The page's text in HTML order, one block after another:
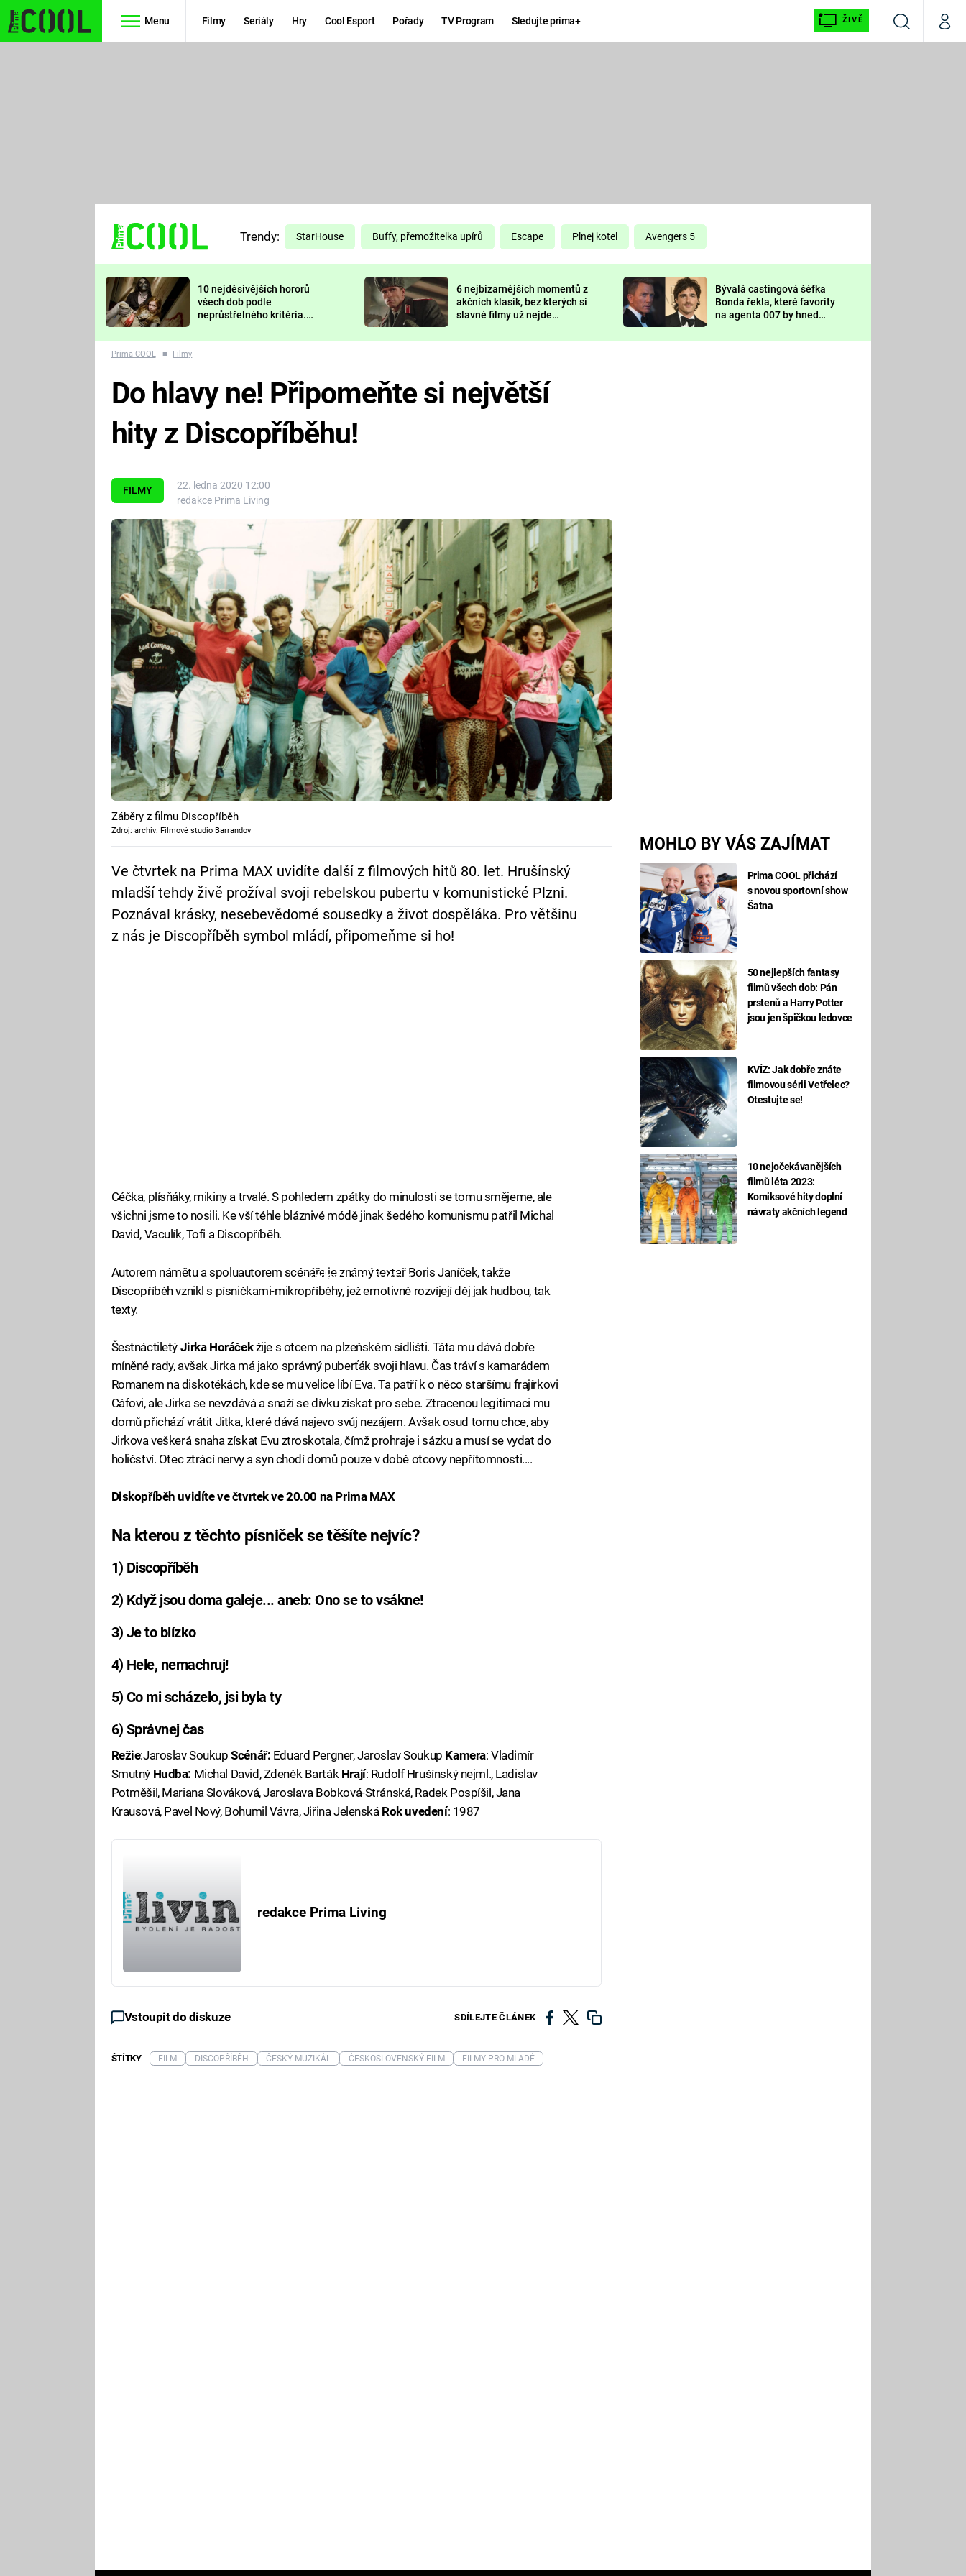
Menu Filmy Seriály Hry Cool Esport Pořady TV Program Sledujte prima+ ŽIVĚ
VyhledáváníMůj
TŘESKU
FUTURAMA
PREDÁTOR
DELIVERANCE
KOMEDIE
CHUCK
NORRIS
DEADPOOL
Prima LAJK
Sledujte nás
Trendy: StarHouse Buffy, přemožitelka upírů Escape Plnej kotel Avengers 5
10 nejděsivějších hororů
všech dob podle
neprůstřelného kritéria.
nejvíc zvednou tep?
6 nejbizarnějších momentů z
akčních klasik, bez kterých si
slavné filmy už nejde
Bývalá castingová šéfka
Bonda řekla, které favority
na agenta 007 by hned
Prima COOL ■ Filmy
FILMY
22. ledna 2020 12:00
redakce Prima Living
MOHLO BY VÁS ZAJÍMAT
Prima COOL přichází
s novou sportovní show
Šatna
50 nejlepších fantasy
filmů všech dob: Pán
prstenů a Harry Potter
jsou jen špičkou ledovce
KVÍZ: Jak dobře znáte
filmovou sérii Vetřelec?
Otestujte se!
10 nejočekávanějších
filmů léta 2023:
Komiksové hity doplní
návraty akčních legend
Do hlavy ne! Připomeňte si největší
hity z Discopříběhu!
Záběry z filmu Discopříběh
Zdroj: archiv: Filmové studio Barrandov
Ve čtvrtek na Prima MAX uvidíte další z filmových hitů 80. let. Hrušínský
mladší tehdy živě prožíval svoji rebelskou pubertu v komunistické Plzni.
Poznával krásky, nesebevědomé sousedky a život dospěláka. Pro většinu
z nás je Discopříběh symbol mládí, připomeňme si ho!
Céčka, plísňáky, mikiny a trvalé. S pohledem zpátky do minulosti se tomu smějeme, ale
všichni jsme to nosili. Ke vší téhle bláznivé módě jinak šedého komunismu patřil Michal
David, Vaculík, Tofi a Discopříběh.
Failed to fetch
Autorem námětu a spoluautorem scénáře je známý textař Boris Janíček, takže
Discopříběh vznikl s písničkami-mikropříběhy, jež emotivně rozvíjejí děj jak hudbou, tak
texty.
Šestnáctiletý Jirka Horáčekžije s otcem na plzeňském sídlišti. Táta mu dává dobře
míněné rady, avšak Jirka má jako správný puberťák svoji hlavu. Čas tráví s kamarádem
Romanem na diskotékách, kde se mu velice líbí Eva. Ta patří k o něco staršímu frajírkovi
Cáfovi, ale Jirka se nevzdává a snaží se dívku získat pro sebe. Ztracenou legitimaci mu
domů přichází vrátit Jitka, které dává najevo svůj nezájem. Avšak osud tomu chce, aby
Jirkova veškerá snaha získat Evu ztroskotala, čímž prohraje i sázku a musí se vydat do
holičství. Otec ztrácí nervy a syn chodí domů pouze v době otcovy nepřítomnosti....
Diskopříběh uvidíte ve čtvrtek ve 20.00 na Prima MAX
Na kterou z těchto písniček se těšíte nejvíc?
1) Discopříběh
2) Když jsou doma galeje... aneb: Ono se to vsákne!
3) Je to blízko
4) Hele, nemachruj!
5) Co mi scházelo, jsi byla ty
6) Správnej čas
Režie:Jaroslav SoukupScénář: Eduard Pergner, Jaroslav Soukup Kamera: Vladimír
Smutný Hudba: Michal David, Zdeněk Barták Hrají: Rudolf Hrušínský nejml., Ladislav
Potměšil, Mariana Slováková, Jaroslava Bobková-Stránská, Radek Pospíšil, Jana
Krausová, Pavel Nový, Bohumil Vávra, Jiřina Jelenská Rok uvedení: 1987
redakce Prima Living
Vstoupit do diskuze SDÍLEJTE ČLÁNEK
ŠTÍTKY FILM DISCOPŘÍBĚH ČESKÝ MUZIKÁL ČESKOSLOVENSKÝ FILM FILMY PRO MLADÉ